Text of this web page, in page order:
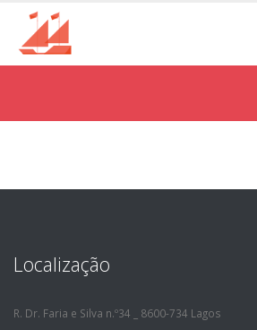
Localização
R. Dr. Faria e Silva n.º34 _ 8600-734 Lagos